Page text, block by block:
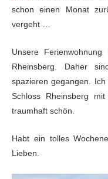
schon einen Monat
vergeht …
Unsere
Rheinsberg. Daher
spazieren gegangen.
Schloss Rheinsberg
traumhaft schön.
Habt ein tolles
Lieben.